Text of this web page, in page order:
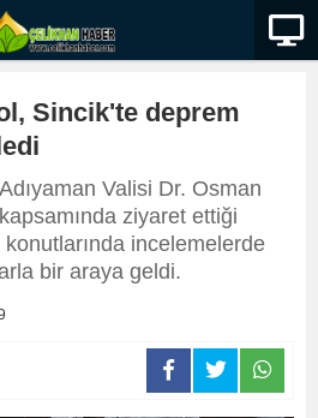
Sincik'te deprem
Valisi Dr. Osman
ziyaret ettiği
incelemelerde
bir araya geldi.